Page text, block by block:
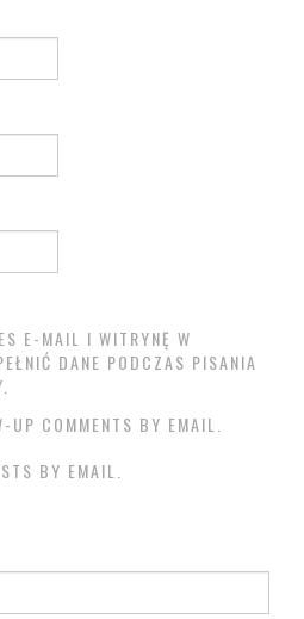
E-MAIL I WITRYNĘ W
DANE PODCZAS PISANIA
UP COMMENTS BY EMAIL.
BY EMAIL.